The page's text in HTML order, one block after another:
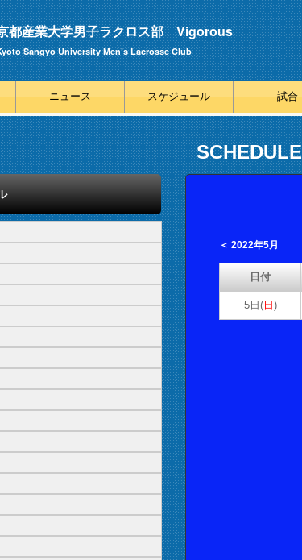
都産業大学男子ラクロス部 Vigorous
Sangyo University Men’s Lacrosse Club
ニュース スケジュール 試合
SCHEDULE
＜ 2022年5月
日付
5日(日 )